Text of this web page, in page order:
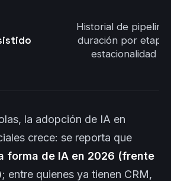
Historial de pipeline,
duración por etapa,
estacionalidad
la adopción de IA en
crece: se reporta que
forma de IA en 2026 (frente
; entre quienes ya tienen CRM,